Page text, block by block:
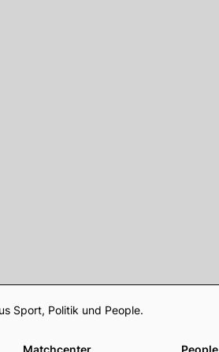
Sport, Politik und People.
Matchcenter People